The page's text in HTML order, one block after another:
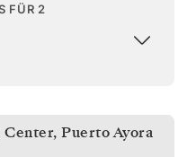
FÜR 2
Puerto Ayora